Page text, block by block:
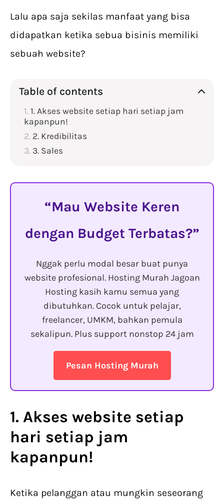
Lalu apa saja sekilas manfaat yang bisa
didapatkan ketika sebua bisinis memiliki
sebuah website?
Table of contents
1. Akses website setiap hari setiap jam
kapanpun!
2. Kredibilitas
3. Sales
Mau Website Keren
dengan Budget Terbatas?
Nggak perlu modal besar buat punya
website profesional. Hosting Murah Jagoan
Hosting kasih kamu semua yang
dibutuhkan. Cocok untuk pelajar,
freelancer, UMKM, bahkan pemula
sekalipun. Plus support nonstop 24 jam
Pesan Hosting Murah
1. Akses website setiap
hari setiap jam
kapanpun!
Ketika pelanggan atau mungkin seseorang